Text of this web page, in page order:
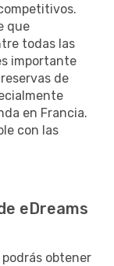
que
todas las
importante
de
en Francia.
con las
eDreams
podrás obtener